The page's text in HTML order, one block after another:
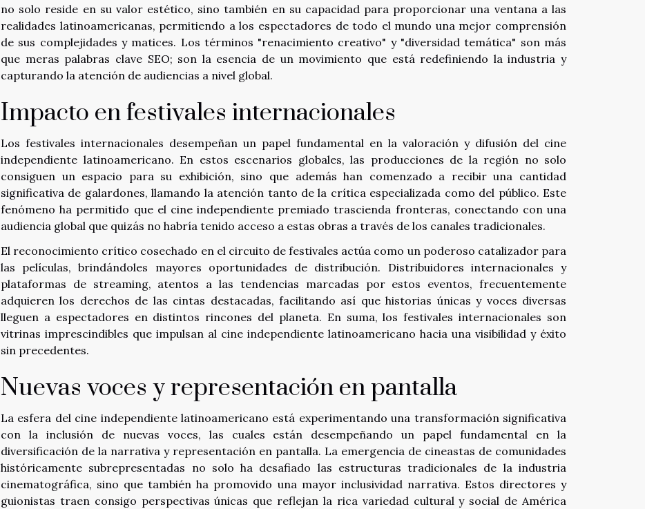
no solo reside en su valor estético, sino también en su capacidad para proporcionar una ventana a las
realidades latinoamericanas, permitiendo a los espectadores de todo el mundo una mejor comprensión
de sus complejidades y matices. Los términos "renacimiento creativo" y "diversidad temática" son más
que meras palabras clave SEO; son la esencia de un movimiento que está redefiniendo la industria y
capturando la atención de audiencias a nivel global.
Impacto en festivales internacionales
Los festivales internacionales desempeñan un papel fundamental en la valoración y difusión del cine
independiente latinoamericano. En estos escenarios globales, las producciones de la región no solo
consiguen un espacio para su exhibición, sino que además han comenzado a recibir una cantidad
significativa de galardones, llamando la atención tanto de la crítica especializada como del público. Este
fenómeno ha permitido que el cine independiente premiado trascienda fronteras, conectando con una
audiencia global que quizás no habría tenido acceso a estas obras a través de los canales tradicionales.
El reconocimiento crítico cosechado en el circuito de festivales actúa como un poderoso catalizador para
las películas, brindándoles mayores oportunidades de distribución. Distribuidores internacionales y
plataformas de streaming, atentos a las tendencias marcadas por estos eventos, frecuentemente
adquieren los derechos de las cintas destacadas, facilitando así que historias únicas y voces diversas
lleguen a espectadores en distintos rincones del planeta. En suma, los festivales internacionales son
vitrinas imprescindibles que impulsan al cine independiente latinoamericano hacia una visibilidad y éxito
sin precedentes.
Nuevas voces y representación en pantalla
La esfera del cine independiente latinoamericano está experimentando una transformación significativa
con la inclusión de nuevas voces, las cuales están desempeñando un papel fundamental en la
diversificación de la narrativa y representación en pantalla. La emergencia de cineastas de comunidades
históricamente subrepresentadas no solo ha desafiado las estructuras tradicionales de la industria
cinematográfica, sino que también ha promovido una mayor inclusividad narrativa. Estos directores y
guionistas traen consigo perspectivas únicas que reflejan la rica variedad cultural y social de América